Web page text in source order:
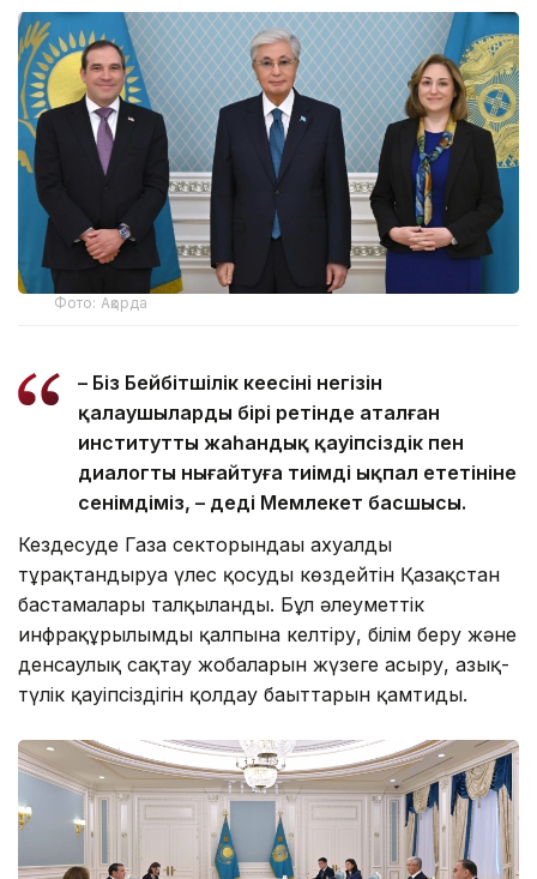
Фото: Ақорда
– Біз Бейбітшілік кеңесінің негізін
қалаушылардың бірі ретінде аталған
институттың жаһандық қауіпсіздік пен
диалогты нығайтуға тиімді ықпал ететініне
сенімдіміз, – деді Мемлекет басшысы.
Кездесуде Газа секторындағы ахуалды
тұрақтандыруға үлес қосуды көздейтін Қазақстан
бастамалары талқыланды. Бұл әлеуметтік
инфрақұрылымды қалпына келтіру, білім беру және
денсаулық сақтау жобаларын жүзеге асыру, азық-
түлік қауіпсіздігін қолдау бағыттарын қамтиды.